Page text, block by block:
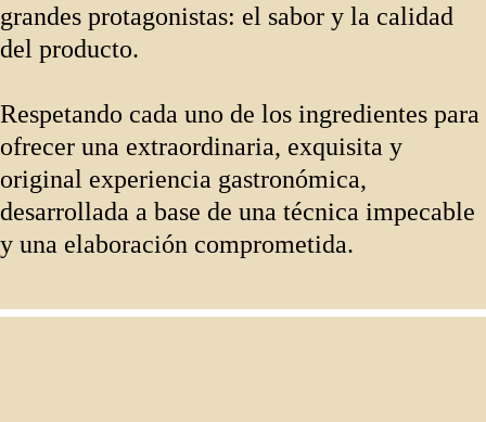
grandes protagonistas: el sabor y la calidad
del producto.
Respetando cada uno de los ingredientes para
ofrecer una extraordinaria, exquisita y
original experiencia gastronómica,
desarrollada a base de una técnica impecable
y una elaboración comprometida.